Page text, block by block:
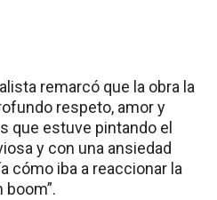
remarcó que la obra la
respeto, amor y
que estuve pintando el
y con una ansiedad
cómo iba a reaccionar la